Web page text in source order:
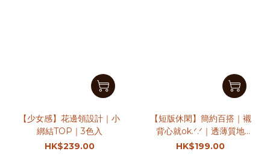
【少女感】花邊領設計｜小
綁結TOP｜3色入
HK$239.00
【短版休閑】簡約百搭｜襯
背心就ok.ᐟ.ᐟ｜透薄質地
TOP｜9色入
HK$199.00